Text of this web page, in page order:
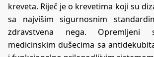
kreveta. Riječ je o krevetima koji su
sa najvišim sigurnosnim
zdravstvena nega. Opremljeni
medicinskim dušecima sa